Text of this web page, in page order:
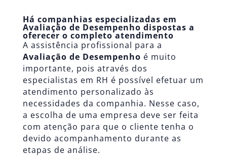
Há companhias especializadas em
Avaliação de Desempenho dispostas a
oferecer o completo atendimento
A assistência profissional para a
Avaliação de Desempenho é muito
importante, pois através dos
especialistas em RH é possível efetuar um
atendimento personalizado às
necessidades da companhia. Nesse caso,
a escolha de uma empresa deve ser feita
com atenção para que o cliente tenha o
devido acompanhamento durante as
etapas de análise.